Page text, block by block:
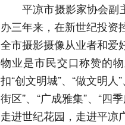
平凉市摄影家协会副
办三年来，在新世纪投资
全市摄影摄像从业者和爱
物业是市民交口称赞的
扣“创文明城”、“做文明人
街区”、“广成雅集”、“四
走进世纪花园，走进平凉